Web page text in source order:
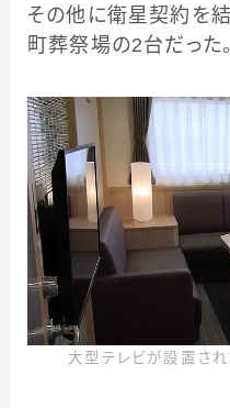
その他に衛星契約を
町葬祭場の2台だった。
大型テレビが設置さ